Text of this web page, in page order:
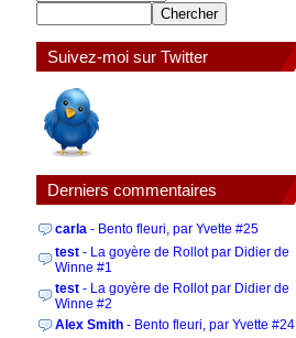
Suivez-moi sur Twitter
Derniers commentaires
carla - Bento fleuri, par Yvette #25
test - La goyère de Rollot par Didier de
Winne #1
test - La goyère de Rollot par Didier de
Winne #2
Alex Smith - Bento fleuri, par Yvette #24